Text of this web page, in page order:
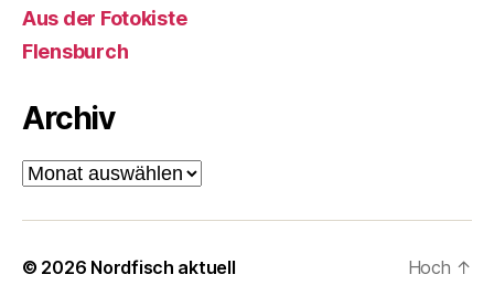
Aus der Fotokiste
Flensburch
Archiv
Archiv
© 2026 Nordfisch aktuell Hoch ↑